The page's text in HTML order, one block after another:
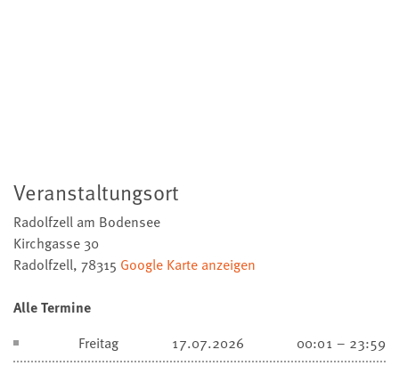
Veranstaltungsort
Radolfzell am Bodensee
Kirchgasse 30
Radolfzell, 78315 Google Karte anzeigen
Alle Termine
Freitag
17.07.2026
00:01 – 23:59